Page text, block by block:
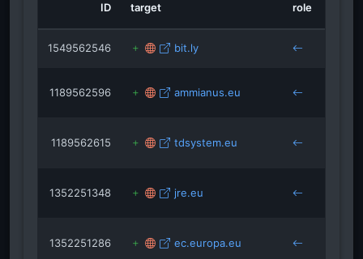
isRefOf
ruderclubgermaniaboppard.de
wege-zur-
ID target role
1549562546 bit.ly
1189562596 ammianus.eu
1189562615 tdsystem.eu
1352251348 jre.eu
1352251286 ec.europa.eu